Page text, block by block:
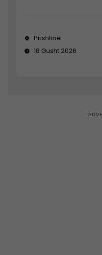
Prishtinë
18 Gusht 2026